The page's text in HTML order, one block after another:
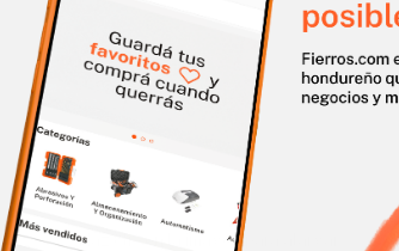
Haz clic en la imagen para alargar